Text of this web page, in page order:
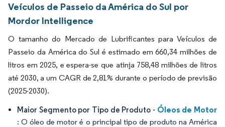
Veículos de Passeio da América do Sul por
Mordor Intelligence
O tamanho do Mercado de Lubrificantes para Veículos de
Passeio da América do Sul é estimado em 660,34 milhões de
litros em 2025, e espera-se que atinja 758,48 milhões de litros
até 2030, a um CAGR de 2,81% durante o período de previsão
(2025-2030).
Maior Segmento por Tipo de Produto - Óleos de Motor
: O óleo de motor é o principal tipo de produto na América